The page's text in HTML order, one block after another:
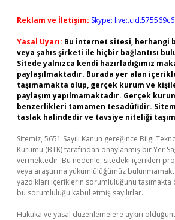
Reklam ve İletişim: Skype:
Yasal Uyarı: Bu internet sitesi, herhangi
veya şahıs şirketi ile hiçbir bağlantısı
Sitede yalnızca kendi hazırladığımız
paylaşılmaktadır. Burada yer alan
taşımamakta olup, gerçek kurum ve
paylaşım yapılmamaktadır. Gerçek
benzerlikleri tamamen tesadüfidir.
taslak halindedir ve tavsiye niteliği
Sitemiz, 5651 Sayılı Kanun gereğince Bilgi
Kurumu (BTK) tarafından onaylanmış bir Yer
vermektedir. Bu nedenle, sitedeki içerikleri
veya araştırma yükümlülüğümüz
yazdıkları içeriklerin sorumluluğunu
bu sorumluluğu kabul etmiş sayılırlar.
Hukuka ve yasal düzenlemelere aykırı